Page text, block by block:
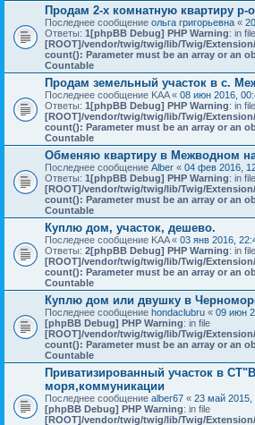
Продам 2-х комнатную квартиру р-
Последнее сообщение ольга григорьевна «
Ответы: 1[phpBB Debug] PHP Warning: in file
[ROOT]/vendor/twig/twig/lib/Twig/
count(): Parameter must be an array or an
Countable
Продам земельный участок в с.
Последнее сообщение KAA« 08 июн 2016,
Ответы: 1[phpBB Debug] PHP Warning: in file
[ROOT]/vendor/twig/twig/lib/Twig/
count(): Parameter must be an array or an
Countable
Обменяю квартиру в Межводном
Последнее сообщение Alber « 04 фев 2016,
Ответы: 1[phpBB Debug] PHP Warning: in file
[ROOT]/vendor/twig/twig/lib/Twig/
count(): Parameter must be an array or an
Countable
Куплю дом, участок, дешево.
Последнее сообщение KAA« 03 янв 2016,
Ответы: 2[phpBB Debug] PHP Warning: in file
[ROOT]/vendor/twig/twig/lib/Twig/
count(): Parameter must be an array or an
Countable
Куплю дом или двушку в
Последнее сообщение hondaclubru « 09 июн
[phpBB Debug] PHP Warning: in file
[ROOT]/vendor/twig/twig/lib/Twig/
count(): Parameter must be an array or an
Countable
Приватизированный участок в
моря,коммуникации
Последнее сообщение alber67 « 23 май 2015,
[phpBB Debug] PHP Warning: in file
[ROOT]/vendor/twig/twig/lib/Twig/